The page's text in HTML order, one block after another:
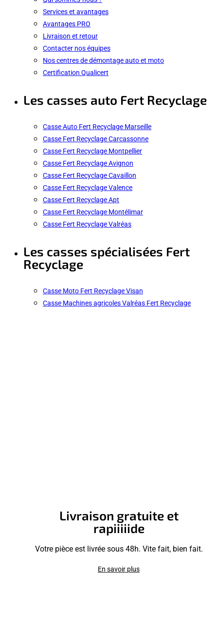
Services et avantages
Avantages PRO
Livraison et retour
Contacter nos équipes
Nos centres de démontage auto et moto
Certification Qualicert
Les casses auto Fert Recyclage
Casse Auto Fert Recyclage Marseille
Casse Fert Recyclage Carcassonne
Casse Fert Recyclage Montpellier
Casse Fert Recyclage Avignon
Casse Fert Recyclage Cavaillon
Casse Fert Recyclage Valence
Casse Fert Recyclage Apt
Casse Fert Recyclage Montélimar
Casse Fert Recyclage Valréas
Les casses spécialisées Fert
Recyclage
Casse Moto Fert Recyclage Visan
Casse Machines agricoles Valréas Fert Recyclage
Livraison gratuite et
rapiiiiide
Votre pièce est livrée sous 48h. Vite fait, bien fait.
En savoir plus